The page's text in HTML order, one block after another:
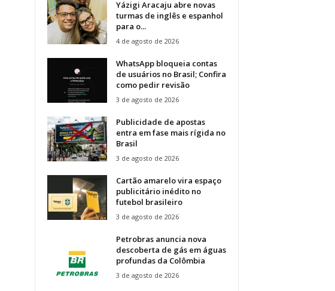
Yázigi Aracaju abre novas
turmas de inglês e espanhol
para o...
4 de agosto de 2026
WhatsApp bloqueia contas
de usuários no Brasil; Confira
como pedir revisão
3 de agosto de 2026
Publicidade de apostas
entra em fase mais rígida no
Brasil
3 de agosto de 2026
Cartão amarelo vira espaço
publicitário inédito no
futebol brasileiro
3 de agosto de 2026
Petrobras anuncia nova
descoberta de gás em águas
profundas da Colômbia
3 de agosto de 2026